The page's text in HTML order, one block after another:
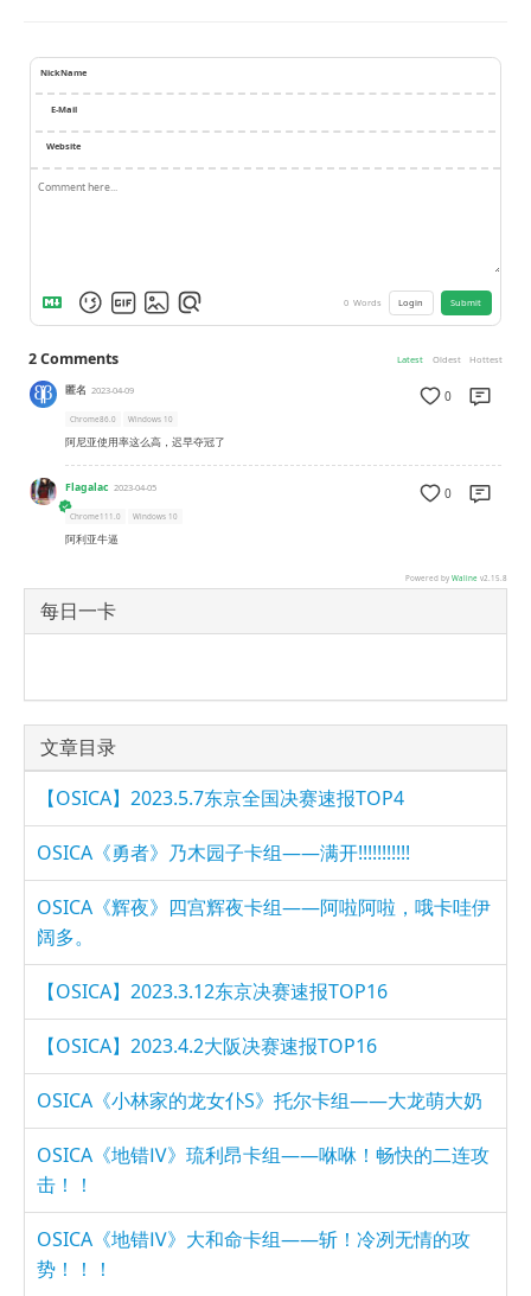
NickName
E-Mail
Website
0 Words Login Submit
2Comments Latest Oldest Hottest
匿名 2023-04-09 0
Chrome86.0 Windows 10
阿尼亚使用率这么高，迟早夺冠了
Flagalac 2023-04-05 0
Chrome111.0 Windows 10
阿利亚牛逼
Powered by Waline v2.15.8
每日一卡
文章目录
【OSICA】2023.5.7东京全国决赛速报TOP4
OSICA《勇者》乃木园子卡组——满开!!!!!!!!!!!
OSICA《辉夜》四宫辉夜卡组——阿啦阿啦，哦卡哇伊
阔多。
【OSICA】2023.3.12东京决赛速报TOP16
【OSICA】2023.4.2大阪决赛速报TOP16
OSICA《小林家的龙女仆S》托尔卡组——大龙萌大奶
OSICA《地错Ⅳ》琉利昂卡组——咻咻！畅快的二连攻
击！！
OSICA《地错Ⅳ》大和命卡组——斩！冷冽无情的攻
势！！！